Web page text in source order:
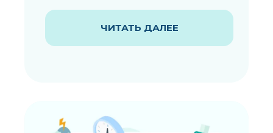
ЧИТАТЬ ДАЛЕЕ